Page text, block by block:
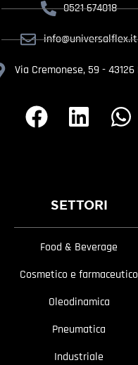
0521 674018
info@universalflex.it
Via Cremonese, 59 - 43126
SETTORI
Food & Beverage
Cosmetico e farmaceutico
Oleodinamica
Pneumatica
Industriale